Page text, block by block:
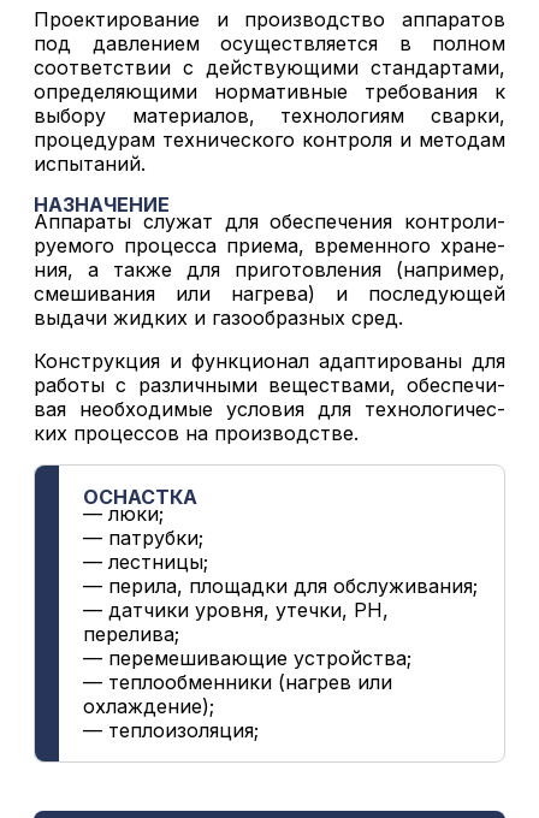
Проектирование и производство аппаратов
под давлением осуществляется в полном
соответствии с действующими стандартами,
определяющими нормативные требования к
выбору материалов, технологиям сварки,
процедурам технического контроля и методам
испытаний.
НАЗНАЧЕНИЕ
Аппараты служат для обеспечения контроли-
руемого процесса приема, временного хране-
ния, а также для приготовления (например,
смешивания или нагрева) и последующей
выдачи жидких и газообразных сред.
Конструкция и функционал адаптированы для
работы с различными веществами, обеспечи-
вая необходимые условия для технологичес-
ких процессов на производстве.
ОСНАСТКА
— люки;
— патрубки;
— лестницы;
— перила, площадки для обслуживания;
— датчики уровня, утечки, PH,
перелива;
— перемешивающие устройства;
— теплообменники (нагрев или
охлаждение);
— теплоизоляция;